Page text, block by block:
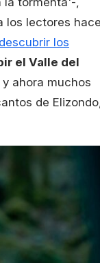
los lectores
los
el Valle del
ahora muchos
de